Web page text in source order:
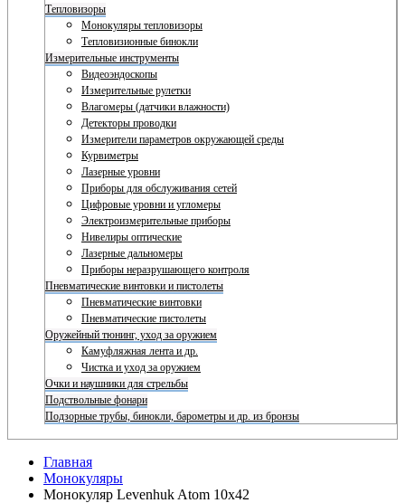
Тепловизоры
Монокуляры тепловизоры
Тепловизионные бинокли
Измерительные инструменты
Видеоэндоскопы
Измерительные рулетки
Влагомеры (датчики влажности)
Детекторы проводки
Измерители параметров окружающей среды
Курвиметры
Лазерные уровни
Приборы для обслуживания сетей
Цифровые уровни и угломеры
Электроизмерительные приборы
Нивелиры оптические
Лазерные дальномеры
Приборы неразрушающего контроля
Пневматические винтовки и пистолеты
Пневматические винтовки
Пневматические пистолеты
Оружейный тюнинг, уход за оружием
Камуфляжная лента и др.
Чистка и уход за оружием
Очки и наушники для стрельбы
Подствольные фонари
Подзорные трубы, бинокли, барометры и др. из бронзы
Главная
Монокуляры
Монокуляр Levenhuk Atom 10x42